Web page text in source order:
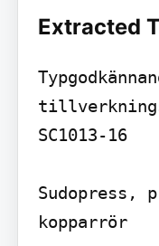
Extracted
SC1013-16
Sudopress,
kopparrör